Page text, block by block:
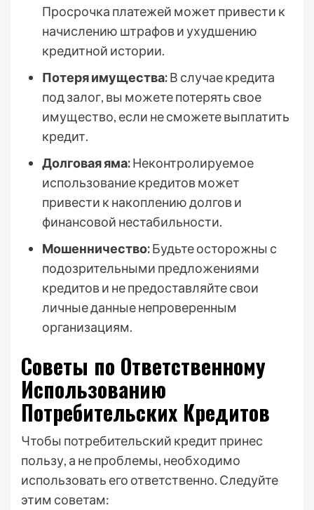
Просрочка платежей может привести к
начислению штрафов и ухудшению
кредитной истории.
Потеря имущества:В случае кредита
под залог, вы можете потерять свое
имущество, если не сможете выплатить
кредит.
Долговая яма:Неконтролируемое
использование кредитов может
привести к накоплению долгов и
финансовой нестабильности.
Мошенничество:Будьте осторожны с
подозрительными предложениями
кредитов и не предоставляйте свои
личные данные непроверенным
организациям.
Советы по Ответственному
Использованию
Потребительских Кредитов
Чтобы потребительский кредит принес
пользу, а не проблемы, необходимо
использовать его ответственно. Следуйте
этим советам: